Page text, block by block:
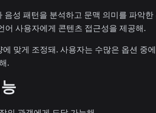
성 패턴을 분석하고 문맥 의미를 파악
사용자에게 콘텐츠 접근성을 제공해.
맞게 조정돼. 사용자는 수많은 옵션 중
.